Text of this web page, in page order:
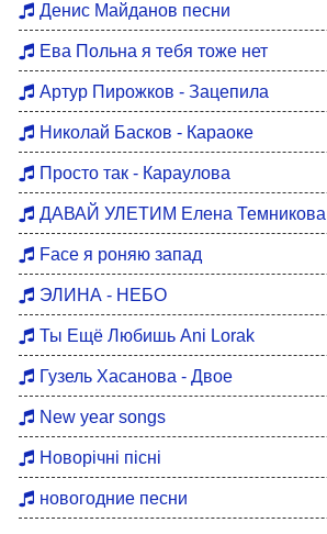
Денис Майданов песни
Ева Польна я тебя тоже нет
Артур Пирожков - Зацепила
Николай Басков - Караоке
Просто так - Караулова
ДАВАЙ УЛЕТИМ Елена Темникова
Face я роняю запад
ЭЛИНА - НЕБО
Ты Ещё Любишь Ani Lorak
Гузель Хасанова - Двое
New year songs
Новорічні пісні
новогодние песни